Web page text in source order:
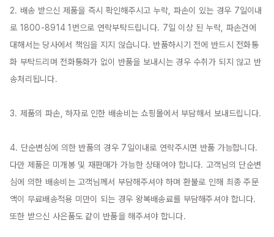
2. 배송 받으신 제품을 즉시 확인해주시고 누락, 파손이 있는 경우 7일이내
로 1800-8914 1번으로 연락부탁드립니다. 7일 이상 된 누락, 파손건에
대해서는 당사에서 책임을 지지 않습니다. 반품하시기 전에 반드시 전화통
화 부탁드리며 전화통화가 없이 반품을 보내시는 경우 수취가 되지 않고 반
송처리됩니다.
3. 제품의 파손, 하자로 인한 배송비는 쇼핑몰에서 부담해서 보내드립니다.
4. 단순변심에 의한 반품의 경우 7일이내로 연락주시면 반품 가능합니다.
다만 제품은 미개봉 및 재판매가 가능한 상태여야 합니다. 고객님의 단순변
심에 의한 배송비는 고객님께서 부담해주셔야 하며 환불로 인해 최종 주문
액이 무료배송적용 미만이 되는 경우 왕복배송료를 부담해주셔야 합니다.
또한 받으신 사은품도 같이 반품을 해주셔야 합니다.